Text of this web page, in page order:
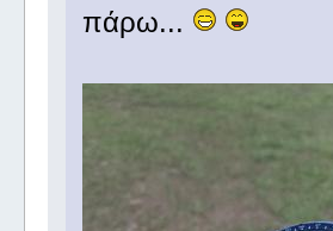
πάρω...